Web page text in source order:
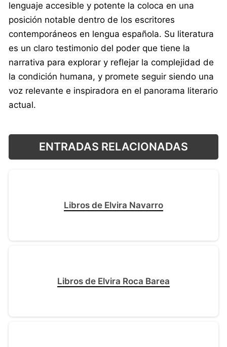
lenguaje accesible y potente la coloca en una
posición notable dentro de los escritores
contemporáneos en lengua española. Su literatura
es un claro testimonio del poder que tiene la
narrativa para explorar y reflejar la complejidad de
la condición humana, y promete seguir siendo una
voz relevante e inspiradora en el panorama literario
actual.
ENTRADAS RELACIONADAS
Libros de Elvira Navarro
Libros de Elvira Roca Barea